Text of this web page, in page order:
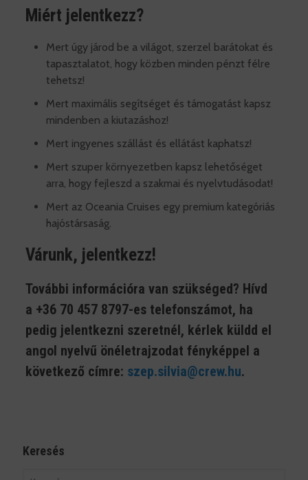
Miért jelentkezz?
Mert úgy járod be a világot, szerzel barátokat és
tapasztalatot, hogy közben minden pénzt félre
tehetsz!
Mert maximális segítséget és támogatást kapsz
mindenben a kiutazáshoz!
Mert ingyenes szállást és ellátást kaphatsz!
Mert szuper környezetben kapsz lehetőséget
arra, hogy fejleszd a szakmai és nyelvtudásodat!
Mert az Oceania Cruises egy premium kategóriás
hajóstársaság.
Várunk, jelentkezz!
További információra van szükséged? Hívd
a +36 70 457 8797-es telefonszámot, ha
pedig jelentkezni szeretnél, kérlek küldd el
angol nyelvű önéletrajzodat fényképpel a
következő címre: szep.silvia@crew.hu.
Keresés